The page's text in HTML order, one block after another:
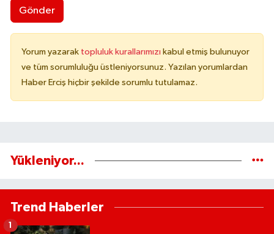
Gönder
Yorum yazarak topluluk kurallarımızı kabul etmiş bulunuyor
ve tüm sorumluluğu üstleniyorsunuz. Yazılan yorumlardan
Haber Erciş hiçbir şekilde sorumlu tutulamaz.
Yükleniyor...
Trend Haberler
1